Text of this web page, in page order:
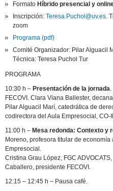
Formato Híbrido presencial y
Inscripción:Teresa.Puchol@uv.es.
zoom
Programa (pdf)
Comité Organizador: Pilar Alguacil
Técnica: Teresa Puchol Tur
PROGRAMA
10:30 h – Presentación de la jornada
FECOVI. Clara Viana Ballester,
Pilar Alguacil Marí, catedrática de
codirectora del Aula Empresocial, CO-
11:00 h – Mesa redonda: Contexto y
Moreno, profesora titular de
Empresocial.
Cristina Grau López, FGC
Caballero, presidente FECOVI.
12:15 – 12:45 h – Pausa café.